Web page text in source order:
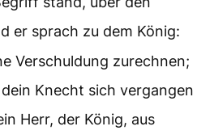
er sprach zu dem König:
Verschuldung zurechnen;
Knecht sich vergangen
Herr, der König, aus